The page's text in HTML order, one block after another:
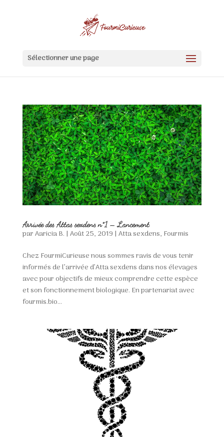
Sélectionner une page
Arrivée des Attas sexdens n°1 – Lancement
parAaricia B. | Août 25, 2019 | Atta sexdens, Fourmis
Chez FourmiCurieuse nous sommes ravis de vous tenir
informés de l’arrivée d’Atta sexdens dans nos élevages
avec pour objectifs de mieux comprendre cette espèce
et son fonctionnement biologique. En partenariat avec
fourmis.bio...